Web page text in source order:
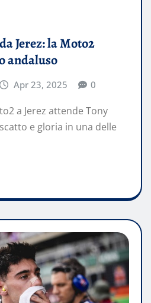
Jerez: la Moto2
andaluso
Apr 23, 2025 0
a Jerez attende Tony
e gloria in una delle